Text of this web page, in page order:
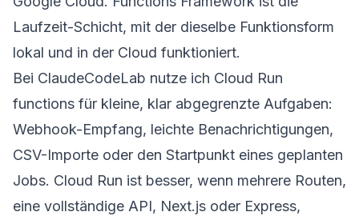
Laufzeit-Schicht, mit der dieselbe Funktionsform
lokal und in der Cloud funktioniert.
Bei ClaudeCodeLab nutze ich Cloud Run
functions für kleine, klar abgegrenzte Aufgaben:
Webhook-Empfang, leichte Benachrichtigungen,
CSV-Importe oder den Startpunkt eines geplanten
Jobs. Cloud Run ist besser, wenn mehrere Routen,
eine vollständige API, Next.js oder Express,